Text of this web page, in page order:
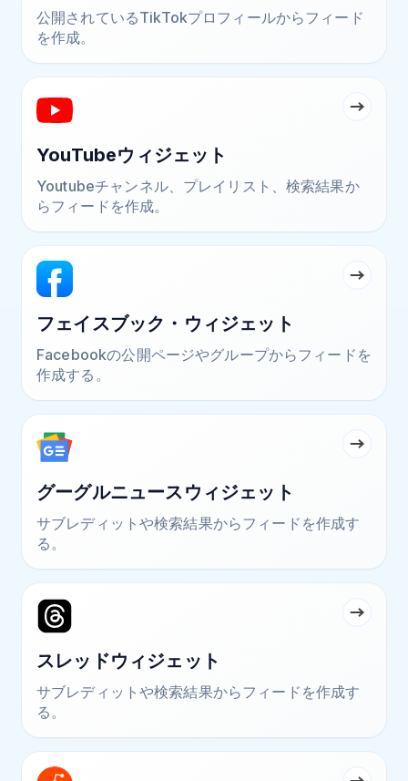
公開されているTikTokプロフィールからフィード
を作成。
YouTubeウィジェット
Youtubeチャンネル、プレイリスト、検索結果か
らフィードを作成。
フェイスブック・ウィジェット
Facebookの公開ページやグループからフィードを
作成する。
グーグルニュースウィジェット
サブレディットや検索結果からフィードを作成す
る。
スレッドウィジェット
サブレディットや検索結果からフィードを作成す
る。